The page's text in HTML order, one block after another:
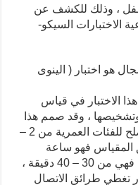
، وذلك للكشف عن
الاختبارات السيكو-
هو اختبار ( الينوى
الاختبار في قياس
وتشخيصها ، وقد صمم هذا
الاختبار من قبل كيرك وآخرون ، ويصلح للفئات العمرية من 2 –
المقياس فهو ساعة
ونصف ، وأما المدة اللازمة لتصحيحه فهي من 30 – 40 دقيقة ،
اختبار تغطي طرائق الاتصال